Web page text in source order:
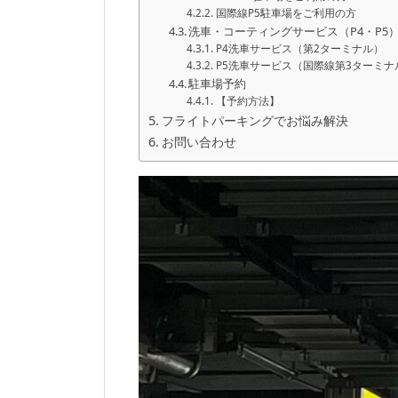
国際線P5駐車場をご利用の方
洗車・コーティングサービス（P4・P5
P4洗車サービス（第2ターミナル）
P5洗車サービス（国際線第3ターミナ
駐車場予約
【予約方法】
フライトパーキングでお悩み解決
お問い合わせ